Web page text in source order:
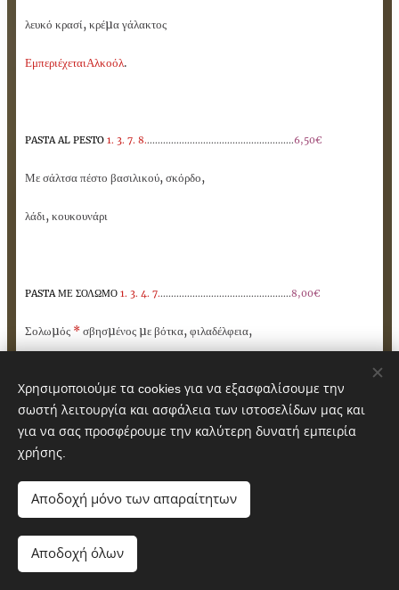
λευκό κρασί, κρέµα γάλακτος
ΕμπεριέχεταιΑλκοόλ.
PASTA AL PESTO 1. 3. 7. 8........................................................6,50€
Με σάλτσα πέστο βασιλικού, σκόρδο,
λάδι, κουκουνάρι
PASTA ΜΕ ΣΟΛΩΜΟ 1. 3. 4. 7..................................................8,00€
Σολωµός *σβησµένος µε βότκα, φιλαδέλφεια,
ΕμπεριέχεταιΑλκοόλ.
PASTA ΛΑΧΑΝΙΚΩΝ 1 ..........................................................
Μανιτάρια, πιπεριά, κρεµµύδι, σκόρδο,
φρέσκια ντοµάτα, σάλτσα ντοµάτας
Χρησιμοποιούμε τα cookies για να εξασφαλίσουμε την
σωστή λειτουργία και ασφάλεια των ιστοσελίδων μας και
για να σας προσφέρουμε την καλύτερη δυνατή εμπειρία
χρήσης.
Αποδοχή μόνο των απαραίτητων
Αποδοχή όλων